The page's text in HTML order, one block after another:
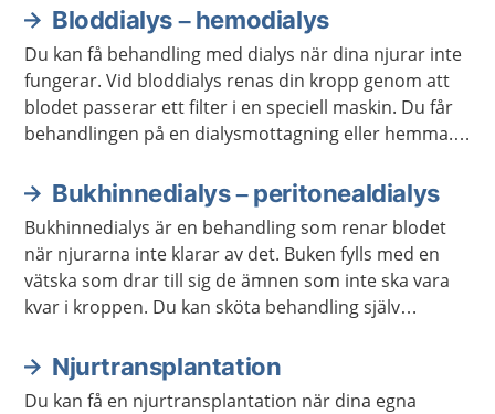
i kroppen.
Bloddialys – hemodialys
Du kan få behandling med dialys när dina njurar inte
fungerar. Vid bloddialys renas din kropp genom att
blodet passerar ett filter i en speciell maskin. Du får
behandlingen på en dialysmottagning eller hemma.
med dialys.
Bukhinnedialys – peritonealdialys
Bukhinnedialys är en behandling som renar blodet
när njurarna inte klarar av det. Buken fylls med en
vätska som drar till sig de ämnen som inte ska vara
kvar i kroppen. Du kan sköta behandling själv
Njurtransplantation
Du kan få en njurtransplantation när dina egna